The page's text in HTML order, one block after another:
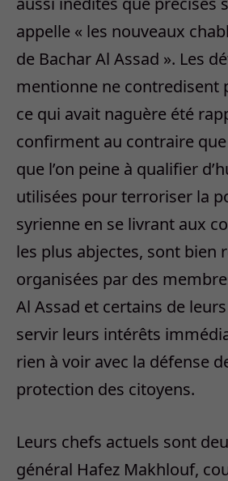
appelle « les nouveaux
de Bachar Al Assad ». Les
mentionne ne contredisent
ce qui avait naguère été
confirment au contraire
que l’on peine à qualifier
utilisées pour terroriser la
syrienne en se livrant aux
les plus abjectes, sont bien
organisées par des
Al Assad et certains de
servir leurs intérêts
rien à voir avec la défense
protection des citoyens.
Leurs chefs actuels sont
général Hafez Makhlouf,